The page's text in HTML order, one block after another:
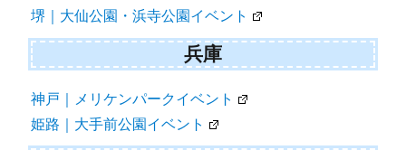
堺｜大仙公園・浜寺公園イベント
兵庫
神戸｜メリケンパークイベント
姫路｜大手前公園イベント